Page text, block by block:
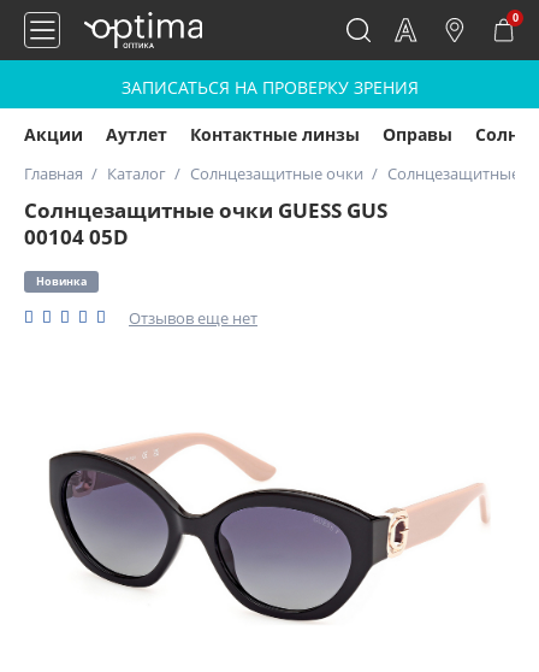
0
ЗАПИСАТЬСЯ НА ПРОВЕРКУ ЗРЕНИЯ
Акции Аутлет Контактные линзы Оправы
Главная Каталог Солнцезащитные очки Солнцезащитные
Солнцезащитные очки GUESS GUS
00104 05D
Новинка
Отзывов еще нет